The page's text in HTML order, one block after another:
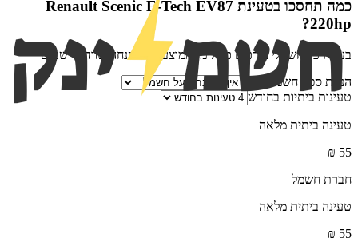
כמה תחסכו בטעינת Renault Scenic E-Tech EV87
220hp
?
בעלי רכב חשמלי צורכים כפול מהממוצע — ההנחה שווה פי שניים
הנחת ספק חשמל פרטי
טעינות ביתיות בחודש
טעינה ביתית מלאה
55
₪
חברת חשמל
טעינה ביתית מלאה
55
₪